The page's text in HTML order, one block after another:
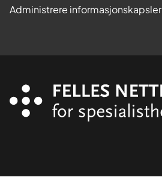
Administrere informasjonskapsler
Organisasjon